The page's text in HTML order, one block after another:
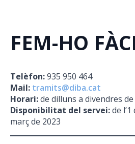
FEM-HO
Telèfon:935 950 464
Mail: tramits@diba.cat
Horari:de dilluns a divendres de
Disponibilitat del servei:de
març de 2023